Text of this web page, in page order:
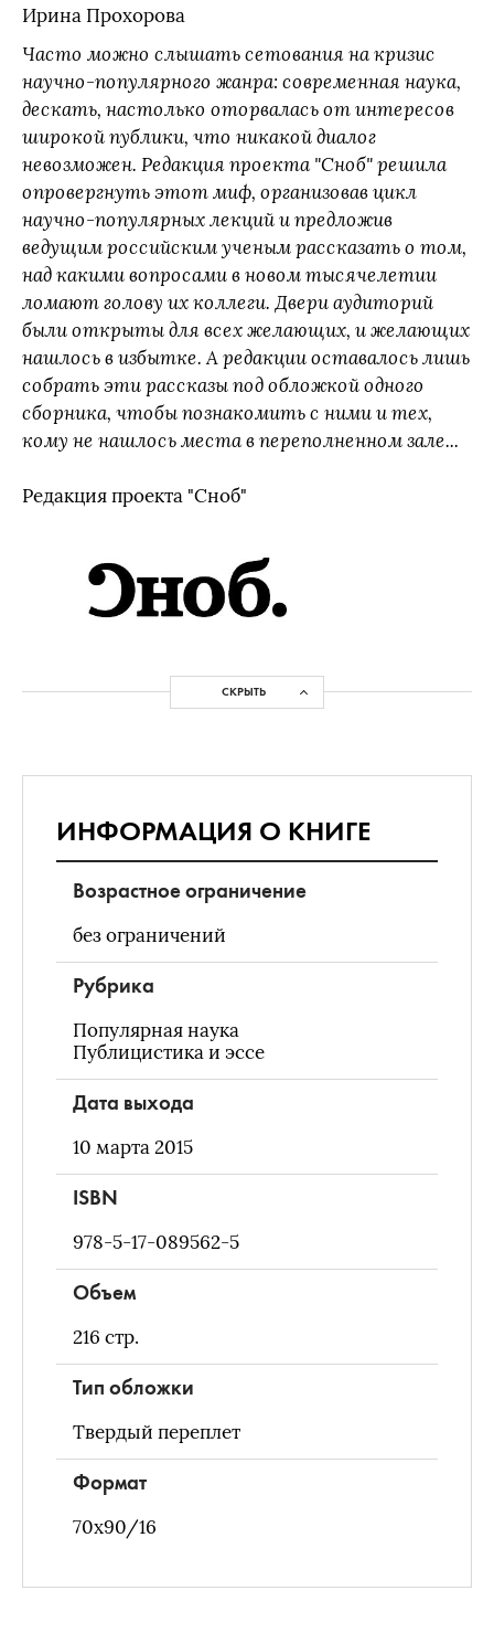
Ирина Прохорова
Часто можно слышать сетования на кризис
научно-популярного жанра: современная наука,
дескать, настолько оторвалась от интересов
широкой публики, что никакой диалог
невозможен. Редакция проекта "Сноб" решила
опровергнуть этот миф, организовав цикл
научно-популярных лекций и предложив
ведущим российским ученым рассказать о том,
над какими вопросами в новом тысячелетии
ломают голову их коллеги. Двери аудиторий
были открыты для всех желающих, и желающих
нашлось в избытке. А редакции оставалось лишь
собрать эти рассказы под обложкой одного
сборника, чтобы познакомить с ними и тех,
кому не нашлось места в переполненном зале...
Редакция проекта "Сноб"
СКРЫТЬ
ИНФОРМАЦИЯ О КНИГЕ
Возрастное ограничение
без ограничений
Рубрика
Популярная наука
Публицистика и эссе
Дата выхода
10 марта 2015
ISBN
978-5-17-089562-5
Объем
216 стр.
Тип обложки
Твердый переплет
Формат
70х90/16